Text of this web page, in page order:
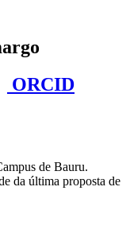
ORCID
de Bauru.
da última proposta de